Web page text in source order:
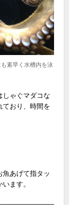
素早く水槽内を泳
しゃぐマダコな
ており、時間を
あげて指タッ
ます。